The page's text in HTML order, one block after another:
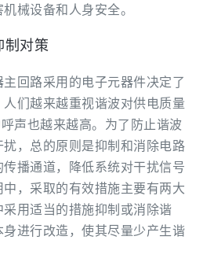
械设备和人身安全。
制对策
回路采用的电子元器件决定了
们越来越重视谐波对供电质量
声也越来越高。为了防止谐波
，总的原则是抑制和消除电路
播通道，降低系统对干扰信号
，采取的有效措施主要有两大
用适当的措施抑制或消除谐
进行改造，使其尽量少产生谐